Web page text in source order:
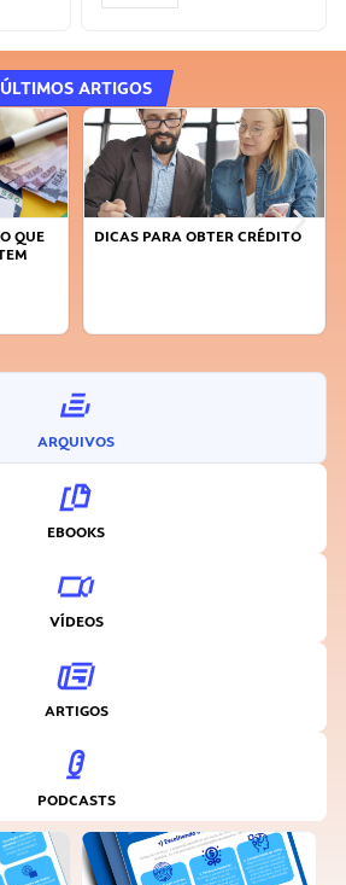
ÚLTIMOS ARTIGOS
DICAS PARA OBTER CRÉDITO
FAÇA A
ARQUIVOS
EBOOKS
VÍDEOS
ARTIGOS
PODCASTS